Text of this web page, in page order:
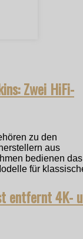
Zwei HiFi-
zu den
aus
bedienen das
für
entfernt 4K-